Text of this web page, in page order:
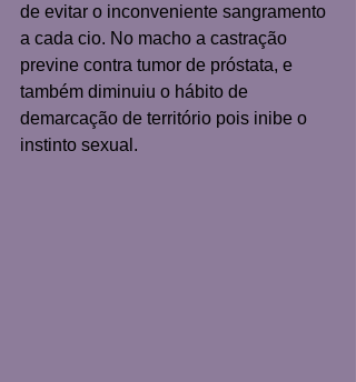
de evitar o inconveniente sangramento
a cada cio. No macho a castração
previne contra tumor de próstata, e
também diminuiu o hábito de
demarcação de território pois inibe o
instinto sexual.